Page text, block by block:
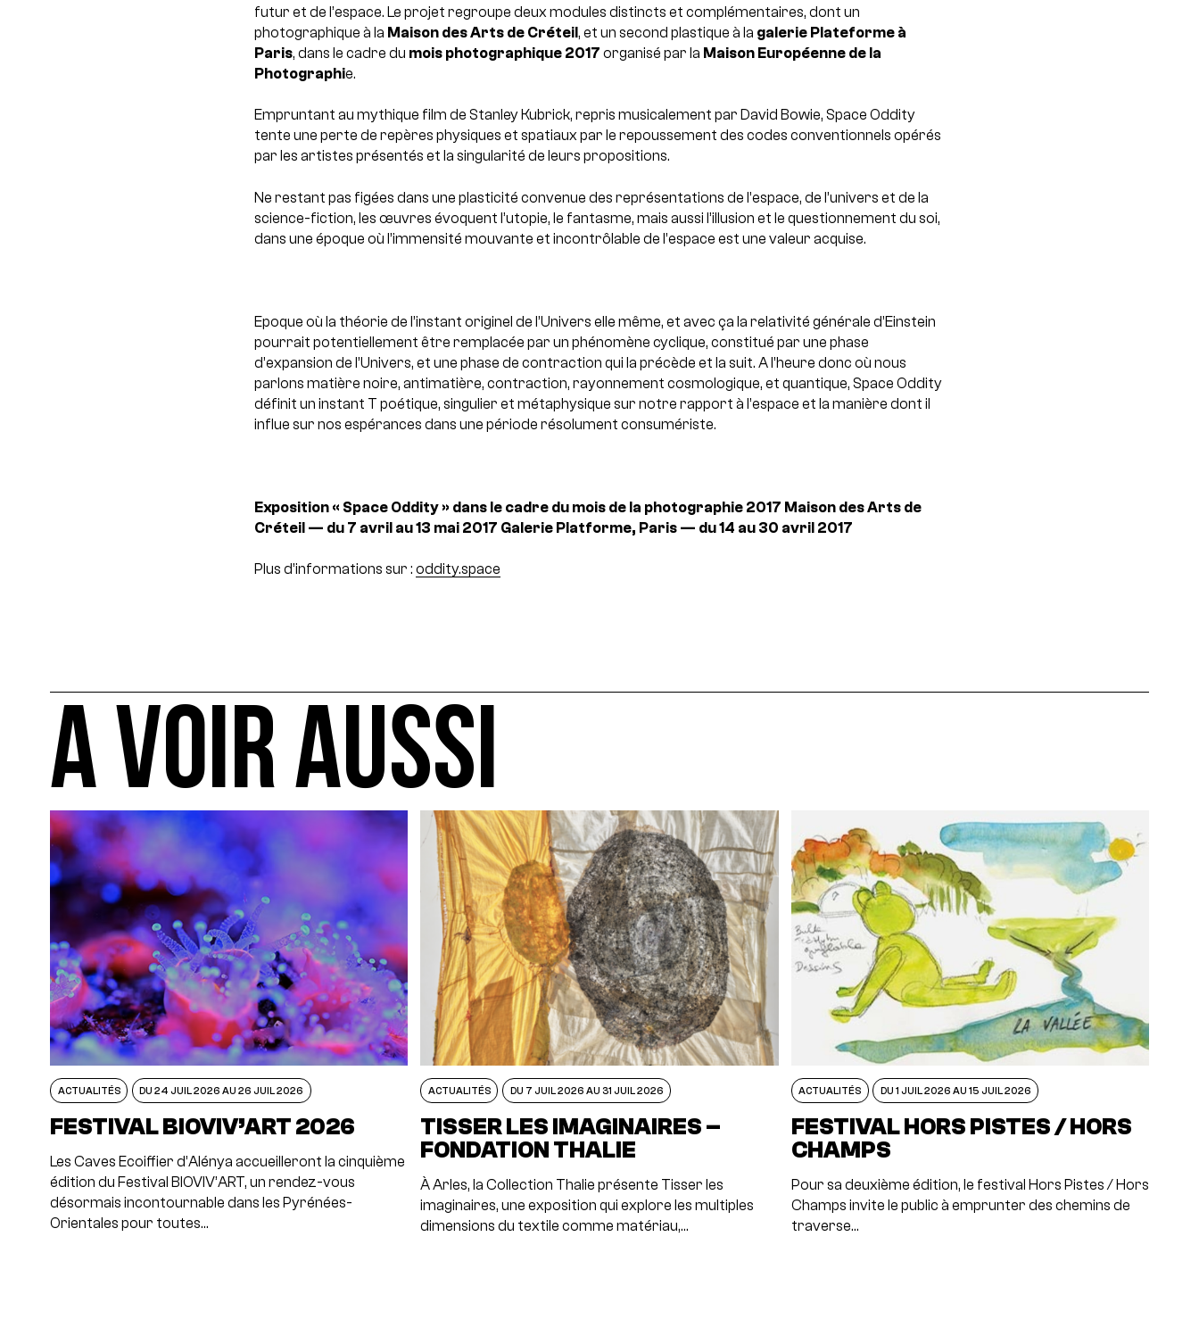
futur et de l’espace. Le projet regroupe deux modules distincts et complémentaires, dont un
photographique à la Maison des Arts de Créteil, et un second plastique à la galerie Plateforme à
Paris, dans le cadre du mois photographique 2017 organisé par la Maison Européenne de la
Photographie.
Empruntant au mythique film de Stanley Kubrick, repris musicalement par David Bowie, Space Oddity
tente une perte de repères physiques et spatiaux par le repoussement des codes conventionnels opérés
par les artistes présentés et la singularité de leurs propositions.
Ne restant pas figées dans une plasticité convenue des représentations de l’espace, de l’univers et de la
science-fiction, les œuvres évoquent l’utopie, le fantasme, mais aussi l’illusion et le questionnement du soi,
dans une époque où l’immensité mouvante et incontrôlable de l’espace est une valeur acquise.
Epoque où la théorie de l’instant originel de l’Univers elle même, et avec ça la relativité générale d’Einstein
pourrait potentiellement être remplacée par un phénomène cyclique, constitué par une phase
d’expansion de l’Univers, et une phase de contraction qui la précède et la suit. A l’heure donc où nous
parlons matière noire, antimatière, contraction, rayonnement cosmologique, et quantique, Space Oddity
définit un instant T poétique, singulier et métaphysique sur notre rapport à l’espace et la manière dont il
influe sur nos espérances dans une période résolument consumériste.
Exposition « Space Oddity » dans le cadre du mois de la photographie 2017 Maison des Arts de
Créteil — du 7 avril au 13 mai 2017 Galerie Platforme, Paris — du 14 au 30 avril 2017
Plus d’informations sur : oddity.space
A VOIR AUSSI
ACTUALITÉS DU 24 JUIL 2026 AU 26 JUIL 2026
FESTIVAL BIOVIV’ART 2026
Les Caves Ecoiffier d’Alénya accueilleront la cinquième
édition du Festival BIOVIV’ART, un rendez-vous
désormais incontournable dans les Pyrénées-
Orientales pour toutes…
ACTUALITÉS DU 7 JUIL 2026 AU 31 JUIL 2026
TISSER LES IMAGINAIRES –
FONDATION THALIE
À Arles, la Collection Thalie présente Tisser les
imaginaires, une exposition qui explore les multiples
dimensions du textile comme matériau,…
ACTUALITÉS DU 1 JUIL 2026 AU 15 JUIL 2026
FESTIVAL HORS PISTES / HORS
CHAMPS
Pour sa deuxième édition, le festival Hors Pistes / Hors
Champs invite le public à emprunter des chemins de
traverse…